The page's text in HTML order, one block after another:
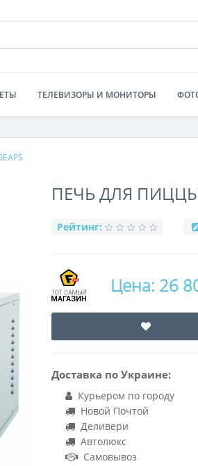
ТЕЛЕВИЗОРЫ И МОНИТОРЫ
ПЕЧЬ ДЛЯ ПИЦЦЫ
Рейтинг:
Цена: 26
Доставка по Украине:
Курьером по городу
Новой Почтой
Деливери
Автолюкс
Самовывоз